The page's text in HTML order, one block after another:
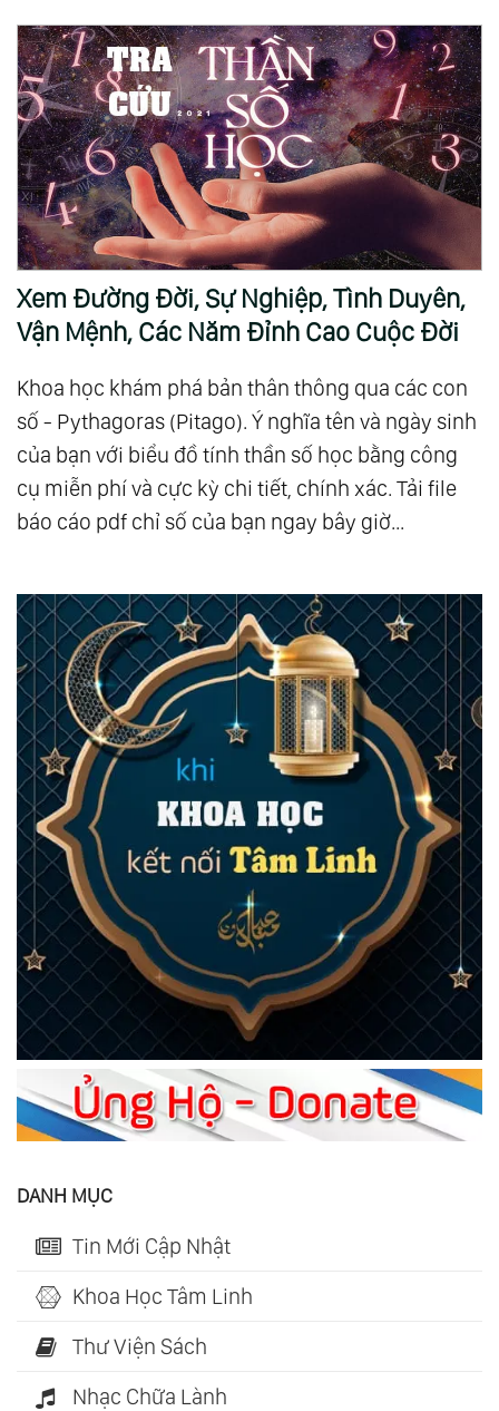
Xem Đường Đời, Sự Nghiệp, Tình Duyên,
Vận Mệnh, Các Năm Đỉnh Cao Cuộc Đời
Khoa học khám phá bản thân thông qua các con
số - Pythagoras (Pitago). Ý nghĩa tên và ngày sinh
của bạn với biểu đồ tính thần số học bằng công
cụ miễn phí và cực kỳ chi tiết, chính xác. Tải file
báo cáo pdf chỉ số của bạn ngay bây giờ...
DANH MỤC
Tin Mới Cập Nhật
Khoa Học Tâm Linh
Thư Viện Sách
Nhạc Chữa Lành